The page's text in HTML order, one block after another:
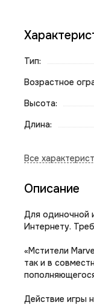
Тип:
Возрастное
Высота:
Длина:
Описание
Для одиночной
Интернету.
«Мстители
так и в
Действие игры